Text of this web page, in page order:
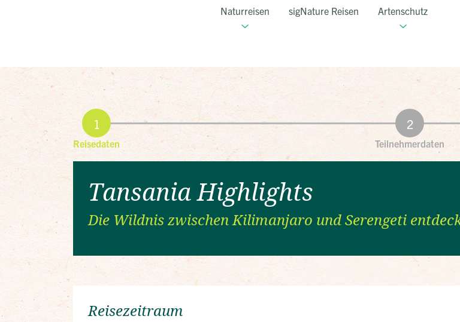
Naturreisen sigNature Reisen Artenschutz